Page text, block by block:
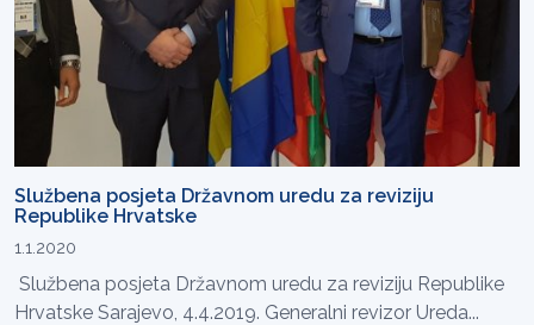
Službena posjeta Državnom uredu za reviziju
Republike Hrvatske
1.1.2020
Službena posjeta Državnom uredu za reviziju Republike
Hrvatske Sarajevo, 4.4.2019. Generalni revizor Ureda...